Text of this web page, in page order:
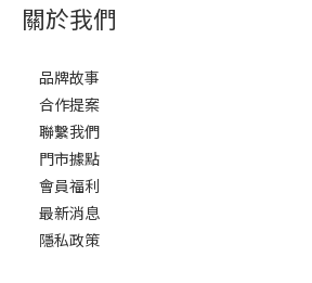
關於我們
品牌故事
合作提案
聯繫我們
門市據點
會員福利
最新消息
隱私政策